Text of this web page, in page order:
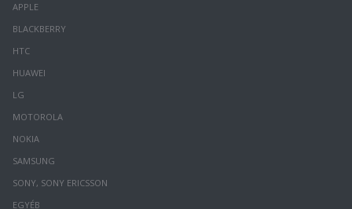
APPLE
BLACKBERRY
HTC
HUAWEI
LG
MOTOROLA
NOKIA
SAMSUNG
SONY, SONY ERICSSON
EGYÉB